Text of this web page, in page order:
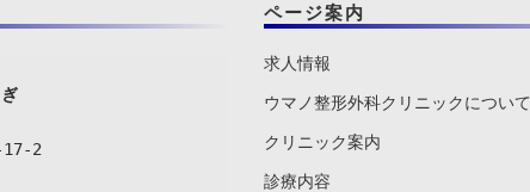
17-2
ページ案内
求人情報
ウマノ整形外科クリニックについて
クリニック案内
診療内容